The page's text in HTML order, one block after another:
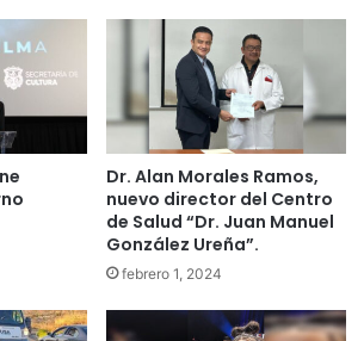
Dr. Alan Morales Ramos,
nuevo director del Centro
de Salud “Dr. Juan Manuel
González Ureña”.
febrero 1, 2024